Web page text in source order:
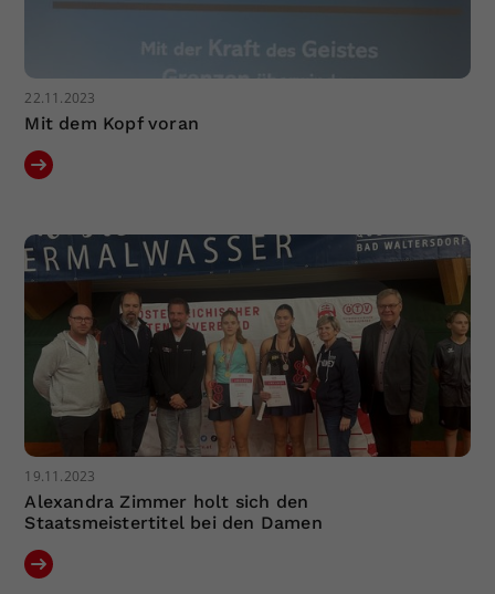
22.11.2023
Mit dem Kopf voran
19.11.2023
Alexandra Zimmer holt sich den
Staatsmeistertitel bei den Damen